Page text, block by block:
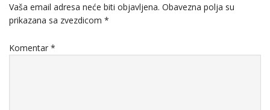
Vaša email adresa neće biti objavljena. Obavezna polja su
prikazana sa zvezdicom *
Komentar *